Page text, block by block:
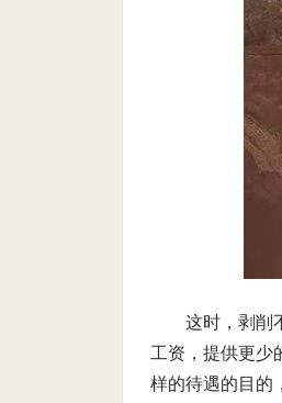
这时，剥削
工资，提供更少
样的待遇的目的